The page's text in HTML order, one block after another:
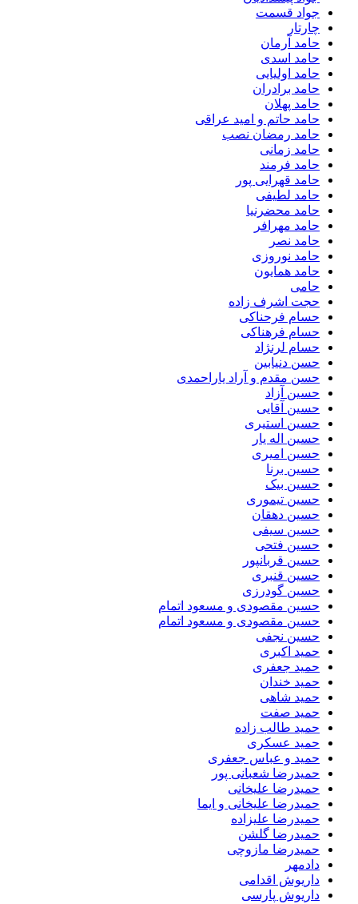
جواد قسمت
چارتار
حامد آرمان
حامد اسدی
حامد اولیایی
حامد برادران
حامد پهلان
حامد حاتم و امید عراقی
حامد رمضان نصب
حامد زمانی
حامد فرمند
حامد قهرایی پور
حامد لطیفی
حامد محضرنیا
حامد مهرافر
حامد نصر
حامد نوروزی
حامد همایون
حامی
حجت اشرف زاده
حسام فرحناکی
حسام فرهناکی
حسام لرنژاد
حسن دنیابین
حسن مقدم و آراد یاراحمدی
حسین آزاد
حسین آقایی
حسین استیری
حسین اله یار
حسین امیری
حسین برنا
حسین بیک
حسین تیموری
حسین دهقان
حسین سیفی
حسین فتحی
حسین قربانپور
حسین قنبری
حسین گودرزی
حسین مقصودى و مسعود اتمام
حسین مقصودی و مسعود اتمام
حسین نجفی
حمید اکبری
حمید جعفری
حمید خندان
حمید شاهی
حمید صفت
حمید طالب زاده
حمید عسکری
حمید و عباس جعفری
حمیدرضا شعبانی پور
حمیدرضا علیخانی
حمیدرضا علیخانی و ایما
حمیدرضا علیزاده
حمیدرضا گلشن
حمیدرضا مازوچی
دادمهر
داریوش اقدامی
داریوش پارسی